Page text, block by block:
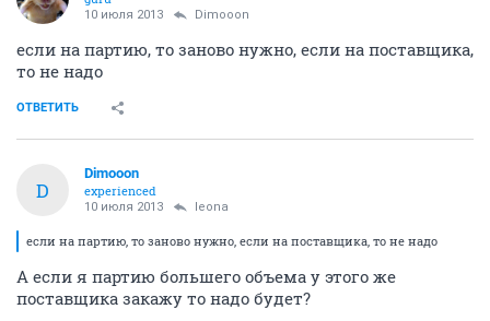
10 июля 2013 Dimooon
если на партию, то заново нужно, если на поставщика,
то не надо
ОТВЕТИТЬ
D
Dimooon
experienced
10 июля 2013 leona
если на партию, то заново нужно, если на поставщика, то не надо
А если я партию большего объема у этого же
поставщика закажу то надо будет?